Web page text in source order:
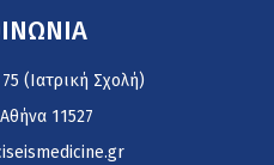
(Ιατρική Σχολή)
11527